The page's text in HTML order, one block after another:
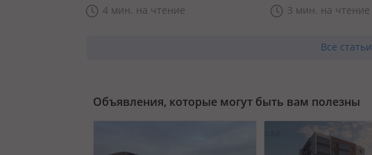
4 мин. на чтение 3 мин. на чтение
Все статьи
Объявления, которые могут быть вам полезны